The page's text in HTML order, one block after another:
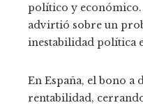
político y económico.
advirtió sobre un
inestabilidad política
En España, el bono a
rentabilidad, cerrando